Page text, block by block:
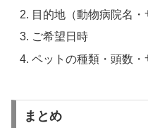
目的地（動物病院名・
ご希望日時
ペットの種類・頭数・
まとめ